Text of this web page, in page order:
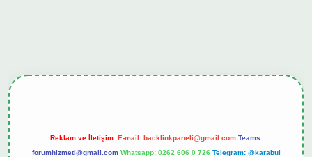
Reklam ve İletişim: E-mail: backlinkpaneli@gmail.com Teams:
forumhizmeti@gmail.com Whatsapp: 0262 606 0 726 Telegram: @karabul